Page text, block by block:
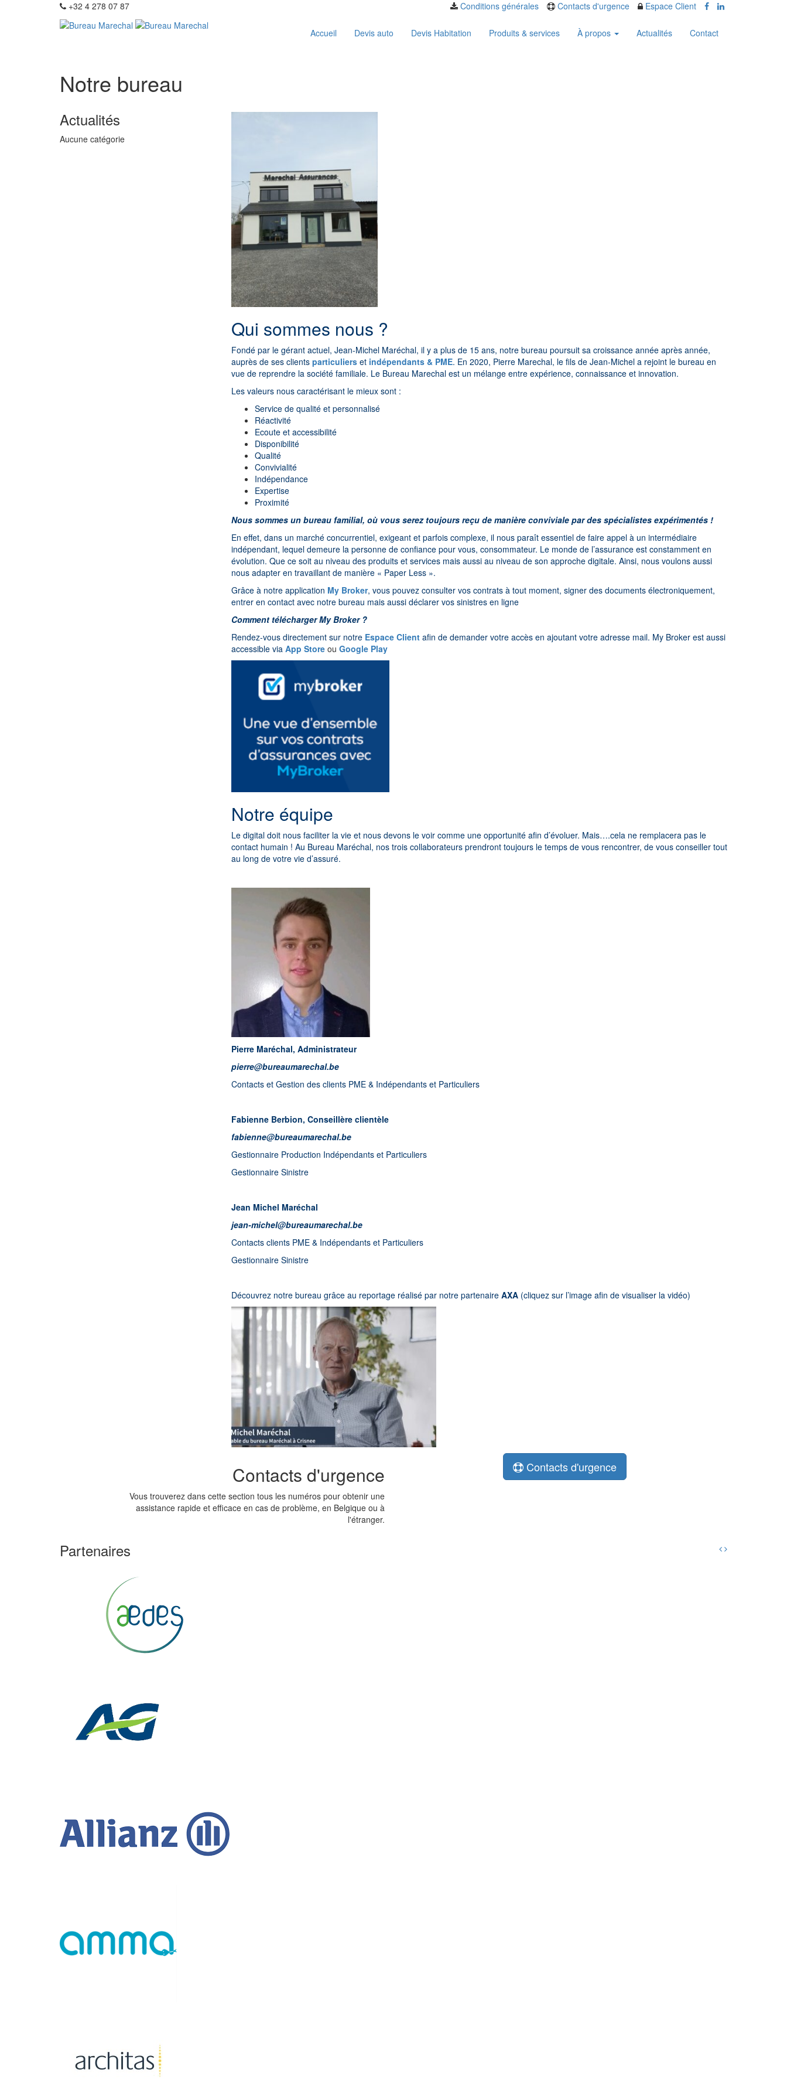
+32 4 278 07 87 Conditions générales Contacts d'urgence Espace Client
Accueil Devis auto Devis Habitation Produits & services À propos Actualités Contact
Notre bureau
Qui sommes nous ?
Fondé par le gérant actuel, Jean-Michel Maréchal, il y a plus de 15 ans, notre bureau poursuit sa croissance année après année,
auprès de ses clients particulierset indépendants & PME. En 2020, Pierre Marechal, le fils de Jean-Michel a rejoint le bureau en
vue de reprendre la société familiale. Le Bureau Marechal est un mélange entre expérience, connaissance et innovation.
Les valeurs nous caractérisant le mieux sont :
Service de qualité et personnalisé
Réactivité
Ecoute et accessibilité
Disponibilité
Qualité
Convivialité
Indépendance
Expertise
Proximité
Nous sommes un bureau familial, où vous serez toujours reçu de manière conviviale par des spécialistes expérimentés !
En effet, dans un marché concurrentiel, exigeant et parfois complexe, il nous paraît essentiel de faire appel à un intermédiaire
indépendant, lequel demeure la personne de confiance pour vous, consommateur. Le monde de l’assurance est constamment en
évolution. Que ce soit au niveau des produits et services mais aussi au niveau de son approche digitale. Ainsi, nous voulons aussi
nous adapter en travaillant de manière « Paper Less ».
Grâce à notre application My Broker, vous pouvez consulter vos contrats à tout moment, signer des documents électroniquement,
entrer en contact avec notre bureau mais aussi déclarer vos sinistres en ligne
Comment télécharger My Broker ?
Rendez-vous directement sur notre Espace Client afin de demander votre accès en ajoutant votre adresse mail. My Broker est aussi
accessible via App Storeou Google Play
Notre équipe
Le digital doit nous faciliter la vie et nous devons le voir comme une opportunité afin d’évoluer. Mais….cela ne remplacera pas le
contact humain ! Au Bureau Maréchal, nos trois collaborateurs prendront toujours le temps de vous rencontrer, de vous conseiller tout
au long de votre vie d’assuré.
Pierre Maréchal, Administrateur
pierre@bureaumarechal.be
Contacts et Gestion des clients PME & Indépendants et Particuliers
Fabienne Berbion, Conseillère clientèle
fabienne@bureaumarechal.be
Gestionnaire Production Indépendants et Particuliers
Gestionnaire Sinistre
Jean Michel Maréchal
jean-michel@bureaumarechal.be
Contacts clients PME & Indépendants et Particuliers
Gestionnaire Sinistre
Découvrez notre bureau grâce au reportage réalisé par notre partenaire AXA (cliquez sur l’image afin de visualiser la vidéo)
Actualités
Aucune catégorie
Contacts d'urgence
Vous trouverez dans cette section tous les numéros pour obtenir une
assistance rapide et efficace en cas de problème, en Belgique ou à
l'étranger.
Contacts d'urgence
Partenaires